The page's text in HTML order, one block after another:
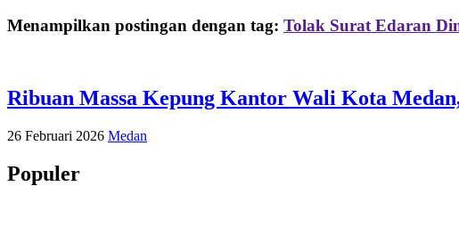
Menampilkan postingan dengan tag: Tolak Surat Edaran
Ribuan Massa Kepung Kantor Wali Kota
26 Februari 2026 Medan
Populer